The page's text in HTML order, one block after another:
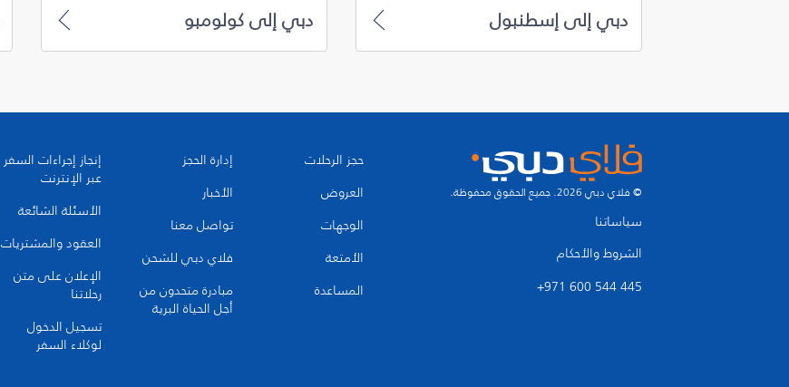
دبي إلى إسطنبول دبي إلى كولومبو
© فلاي دبي 2026. جميع الحقوق محفوظة.
سياساتنا
الشروط والأحكام
+971 600 544 445
حجز الرحلات
العروض
الوجهات
الأمتعة
المساعدة
إدارة الحجز
الأخبار
تواصل معنا
فلاي دبي للشحن
مبادرة متحدون من
أجل الحياة البرية
إنجاز إجراءات السفر
عبر الإنترنت
الأسئلة الشائعة
العقود والمشتريات
الإعلان على متن
رحلاتنا
تسجيل الدخول
لوكلاء السفر